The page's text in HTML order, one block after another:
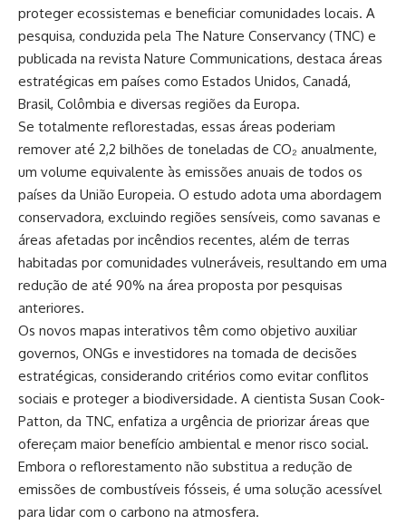
proteger ecossistemas e beneficiar comunidades locais. A
pesquisa, conduzida pela The Nature Conservancy (TNC) e
publicada na revista Nature Communications, destaca áreas
estratégicas em países como Estados Unidos, Canadá,
Brasil, Colômbia e diversas regiões da Europa.
Se totalmente reflorestadas, essas áreas poderiam
remover até 2,2 bilhões de toneladas de CO₂ anualmente,
um volume equivalente às emissões anuais de todos os
países da União Europeia. O estudo adota uma abordagem
conservadora, excluindo regiões sensíveis, como savanas e
áreas afetadas por incêndios recentes, além de terras
habitadas por comunidades vulneráveis, resultando em uma
redução de até 90% na área proposta por pesquisas
anteriores.
Os novos mapas interativos têm como objetivo auxiliar
governos, ONGs e investidores na tomada de decisões
estratégicas, considerando critérios como evitar conflitos
sociais e proteger a biodiversidade. A cientista Susan Cook-
Patton, da TNC, enfatiza a urgência de priorizar áreas que
ofereçam maior benefício ambiental e menor risco social.
Embora o reflorestamento não substitua a redução de
emissões de combustíveis fósseis, é uma solução acessível
para lidar com o carbono na atmosfera.